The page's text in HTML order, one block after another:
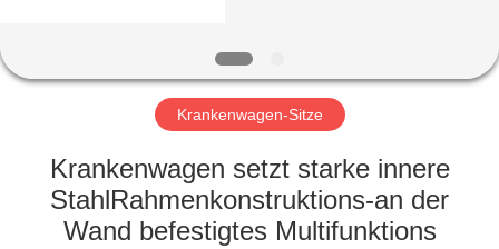
FABRIK-
QUALITÄTSKONTROLLE
Krankenwagen-Sitze
Krankenwagen setzt starke innere
StahlRahmenkonstruktions-an der
Wand befestigtes Multifunktions